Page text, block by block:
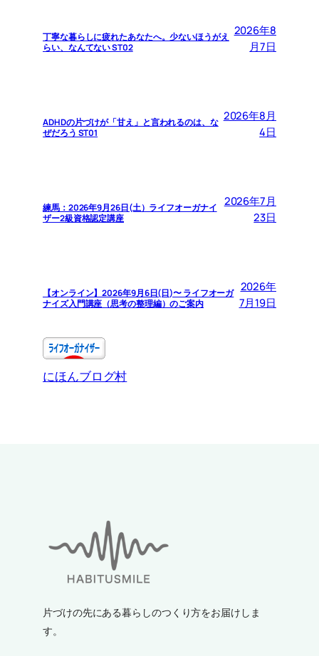
丁寧な暮らしに疲れたあなたへ。少ないほうがえ
らい、なんてない ST02
2026年8
月7日
ADHDの片づけが「甘え」と言われるのは、な
ぜだろう ST01
2026年8月
4日
練馬：2026年9月26日(土）ライフオーガナイ
ザー2級資格認定講座
2026年7月
23日
【オンライン】2026年9月6日(日)〜 ライフオーガ
ナイズ入門講座（思考の整理編）のご案内
2026年
7月19日
にほんブログ村
片づけの先にある暮らしのつくり方をお届けしま
す。